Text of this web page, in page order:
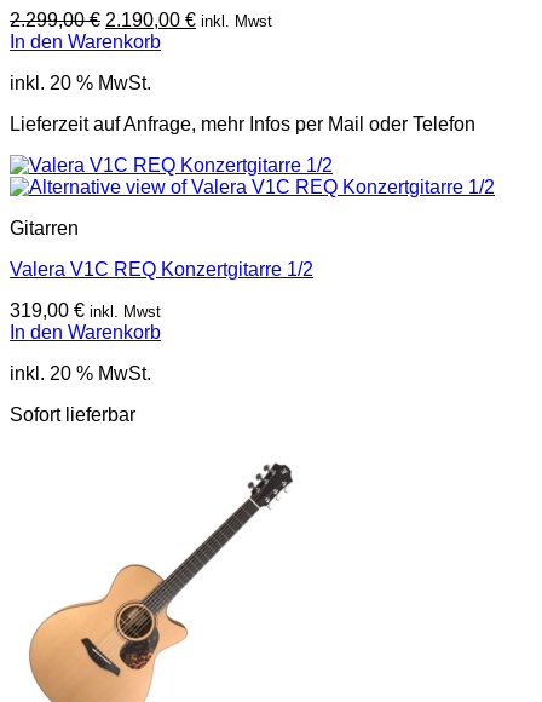
2.299,00€ Ursprünglicher
Preis
2.299,00 €
2.190,00 €Aktueller
inkl. Mwst
In den Warenkorb
inkl. 20 % MwSt.
Lieferzeit auf Anfrage, mehr Infos per Mail oder Telefon
Gitarren
Valera V1C REQ Konzertgitarre 1/2
319,00 € inkl. Mwst
In den Warenkorb
inkl. 20 % MwSt.
Sofort lieferbar